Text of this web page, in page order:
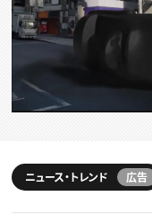
スキルアップしたい！
スキルアップしたい！
デザイン
プログラミング
動画配信・映像制作
編集・ライティング
業界解説・キャリア
お役立ち基礎知識
TOP Creator’s コラム
TOP Creator’s コラ
Webクリエイター
映像クリエイター
マーケッター
クリエイターインタ
ニュース・トレンド
ニュース・トレンド ト
Web
ニュース・トレンド 広告